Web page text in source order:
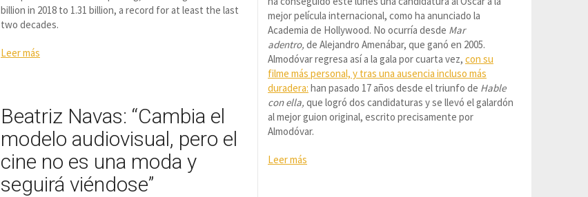
billion in 2018 to 1.31 billion, a record for at least the last
two decades.
Leer más
mejor película internacional, como ha anunciado la
Academia de Hollywood. No ocurría desde Mar
adentro, de Alejandro Amenábar, que ganó en 2005.
Almodóvar regresa así a la gala por cuarta vez, con su
filme más personal, y tras una ausencia incluso más
duradera: han pasado 17 años desde el triunfo de Hable
con ella, que logró dos candidaturas y se llevó el galardón
al mejor guion original, escrito precisamente por
Almodóvar.
Leer más
Beatriz Navas: “Cambia el
modelo audiovisual, pero el
cine no es una moda y
seguirá viéndose”